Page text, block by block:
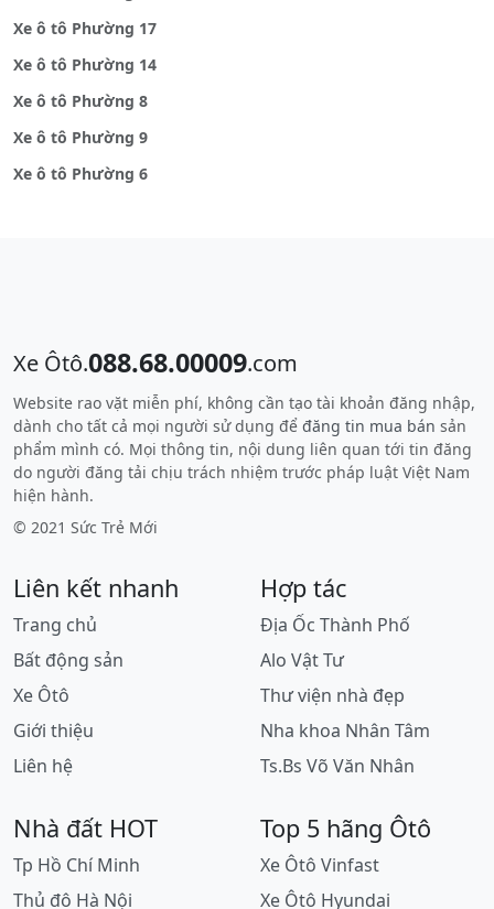
Xe ô tô Phường 17
Xe ô tô Phường 14
Xe ô tô Phường 8
Xe ô tô Phường 9
Xe ô tô Phường 6
Xe Ôtô.088.68.00009.com
Website rao vặt miễn phí, không cần tạo tài khoản đăng nhập,
dành cho tất cả mọi người sử dụng để đăng tin mua bán sản
phẩm mình có. Mọi thông tin, nội dung liên quan tới tin đăng
do người đăng tải chịu trách nhiệm trước pháp luật Việt Nam
hiện hành.
© 2021 Sức Trẻ Mới
Liên kết nhanh
Trang chủ
Bất động sản
Xe Ôtô
Giới thiệu
Liên hệ
Hợp tác
Địa Ốc Thành Phố
Alo Vật Tư
Thư viện nhà đẹp
Nha khoa Nhân Tâm
Ts.Bs Võ Văn Nhân
Nhà đất HOT
Tp Hồ Chí Minh
Thủ đô Hà Nội
Top 5 hãng Ôtô
Xe Ôtô Vinfast
Xe Ôtô Hyundai